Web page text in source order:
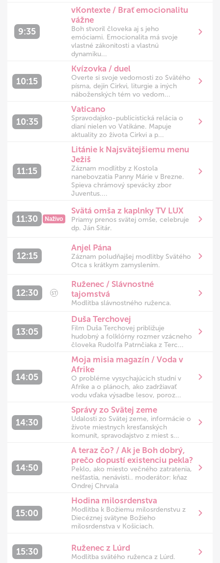
9:35
vKontexte / Brať emocionalitu
vážne
Boh stvoril človeka aj s jeho
emóciami. Emocionalita má svoje
vlastné zákonitosti a vlastnú
dynamiku...
10:15
Kvízovka / duel
Overte si svoje vedomosti zo Svätého
písma, dejín Cirkvi, liturgie a iných
náboženských tém vo vedom...
10:35
Vaticano
Spravodajsko-publicistická relácia o
dianí nielen vo Vatikáne. Mapuje
aktuality zo života Cirkvi a p...
11:15
Litánie k Najsvätejšiemu menu
Ježiš
Záznam modlitby z Kostola
nanebovzatia Panny Márie v Brezne.
Spieva chrámový spevácky zbor
Juventus....
11:30 Naživo
Svätá omša z kaplnky TV LUX
Priamy prenos svätej omše, celebruje
dp. Ján Sitár.
12:15
Anjel Pána
Záznam poludňajšej modlitby Svätého
Otca s krátkym zamyslením.
12:30 ST
Ruženec / Slávnostné
tajomstvá
Modlitba slávnostného ruženca.
13:05
Duša Terchovej
Film Duša Terchovej približuje
hudobný a folklórny rozmer vzácneho
človeka Rudolfa Patrnčiaka z Terc...
14:05
Moja misia magazín / Voda v
Afrike
O probléme vysychajúcich studní v
Afrike a o plánoch, ako zadržiavať
vodu vďaka výsadbe lesov, poroz...
14:30
Správy zo Svätej zeme
Udalosti zo Svätej zeme, informácie o
živote miestnych kresťanských
komunít, spravodajstvo z miest s...
14:50
A teraz čo? / Ak je Boh dobrý,
prečo dopustí existenciu pekla?
Peklo, ako miesto večného zatratenia,
nešťastia, nenávisti.. moderátor: kňaz
Ondrej Chrvala
15:00
Hodina milosrdenstva
Modlitba k Božiemu milosrdenstvu z
Diecéznej svätyne Božieho
milosrdenstva v Košiciach.
15:30 Ruženec z Lúrd
Modlitba svätého ruženca z Lúrd.